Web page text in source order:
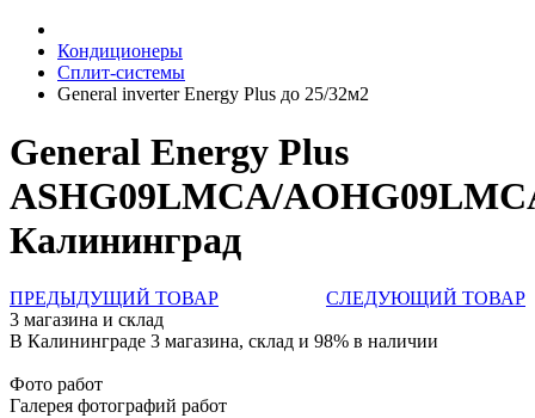
Кондиционеры
Сплит-системы
General inverter Energy Plus до 25/32м2
General Energy Plus
ASHG09LMCA/
Калининград
ПРЕДЫДУЩИЙ ТОВАР
СЛЕДУЮЩИЙ ТОВАР
3 магазина и склад
В Калининграде 3 магазина, склад и 98% в наличии
Фото работ
Галерея фотографий работ